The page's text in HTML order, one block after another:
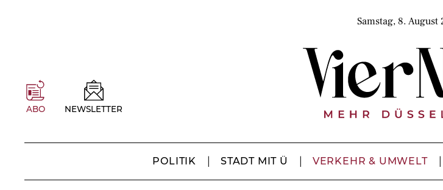
Samstag, 8. August
ABO NEWSLETTER
POLITIK STADT MIT Ü VERKEHR & UMWELT